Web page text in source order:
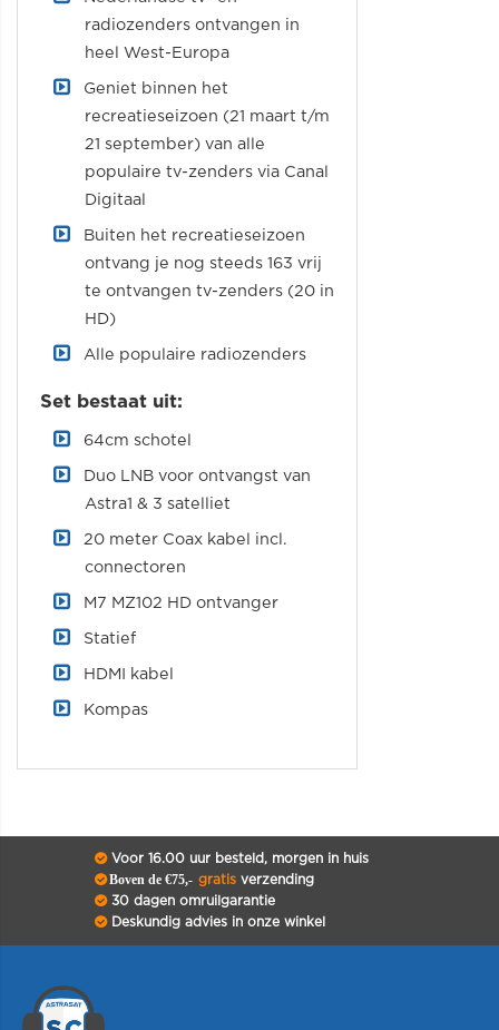
radiozenders ontvangen in
heel West-Europa
Geniet binnen het
recreatieseizoen (21 maart t/m
21 september) van alle
populaire tv-zenders via Canal
Digitaal
Buiten het recreatieseizoen
ontvang je nog steeds 163 vrij
te ontvangen tv-zenders (20 in
HD)
Alle populaire radiozenders
Set bestaat uit:
64cm schotel
Duo LNB voor ontvangst van
Astra1 & 3 satelliet
20 meter Coax kabel incl.
connectoren
M7 MZ102 HD ontvanger
Statief
HDMI kabel
Kompas
Voor 16.00 uur besteld, morgen in huis
Boven de €75,- gratisverzending
30 dagen omruilgarantie
Deskundig advies in onze winkel